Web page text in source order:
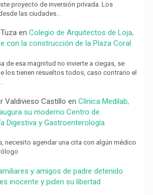
proyecto de inversión privada. Los
las ciudades…
en Colegio de Arquitectos de Loja,
con la construcción de la Plaza Coral
de esa magnitud no invierte a ciegas, se
los tienen resueltos todos, caso contrario el
Valdivieso Castillo en Clínica Medilab,
su moderno Centro de
Digestiva y Gastroenterología
necesito agendar una cita con algún médico
y amigos de padre detenido
inocente y piden su libertad